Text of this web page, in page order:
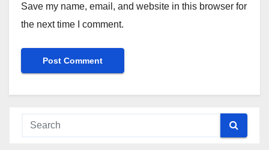
Save my name, email, and website in this browser for
the next time I comment.